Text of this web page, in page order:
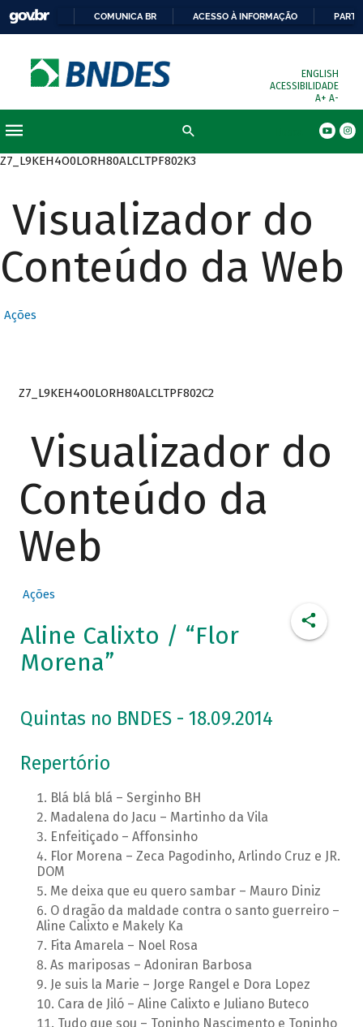
COMUNICA BR ACESSO À INFORMAÇÃO
ENGLISH
ACESSIBILIDADE
A+ A-
Z7_L9KEH4O0LORH80ALCLTPF802K3
Visualizador do
Conteúdo da Web
Ações
Z7_L9KEH4O0LORH80ALCLTPF802C2
Visualizador do
Conteúdo da
Web
Ações
Aline Calixto / “Flor
Morena”
Quintas no BNDES - 18.09.2014
Repertório
Blá blá blá – Serginho BH
Madalena do Jacu – Martinho da Vila
Enfeitiçado – Affonsinho
Flor Morena – Zeca Pagodinho, Arlindo Cruz e JR.
DOM
Me deixa que eu quero sambar – Mauro Diniz
O dragão da maldade contra o santo guerreiro –
Aline Calixto e Makely Ka
Fita Amarela – Noel Rosa
As mariposas – Adoniran Barbosa
Je suis la Marie – Jorge Rangel e Dora Lopez
Cara de Jiló – Aline Calixto e Juliano Buteco
Tudo que sou – Toninho Nascimento e Toninho